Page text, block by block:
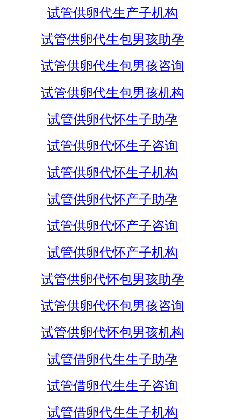
试管供卵代生产子机构
试管供卵代生包男孩助孕
试管供卵代生包男孩咨询
试管供卵代生包男孩机构
试管供卵代怀生子助孕
试管供卵代怀生子咨询
试管供卵代怀生子机构
试管供卵代怀产子助孕
试管供卵代怀产子咨询
试管供卵代怀产子机构
试管供卵代怀包男孩助孕
试管供卵代怀包男孩咨询
试管供卵代怀包男孩机构
试管借卵代生生子助孕
试管借卵代生生子咨询
试管借卵代生生子机构